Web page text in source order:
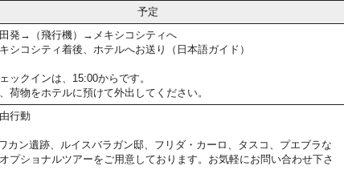
予定
田発→（飛行機）→メキシコシティへ
キシコシティ着後、ホテルへお送り（日本語ガイド）
ックインは、15:00からです。
荷物をホテルに預けて外出してください。
行動
カン遺跡、ルイスバラガン邸、フリダ・カーロ、タスコ、プエブラな
プショナルツアーをご用意しております。お気軽にお問い合わせ下さ